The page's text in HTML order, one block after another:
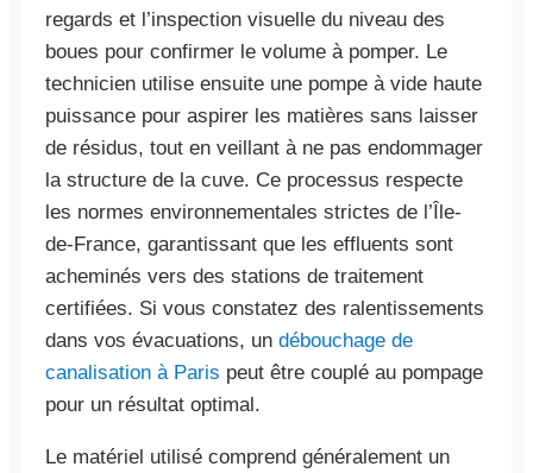
regards et l’inspection visuelle du niveau des
boues pour confirmer le volume à pomper. Le
technicien utilise ensuite une pompe à vide haute
puissance pour aspirer les matières sans laisser
de résidus, tout en veillant à ne pas endommager
la structure de la cuve. Ce processus respecte
les normes environnementales strictes de l’Île-
de-France, garantissant que les effluents sont
acheminés vers des stations de traitement
certifiées. Si vous constatez des ralentissements
dans vos évacuations, un débouchage de
canalisation à Paris peut être couplé au pompage
pour un résultat optimal.
Le matériel utilisé comprend généralement un